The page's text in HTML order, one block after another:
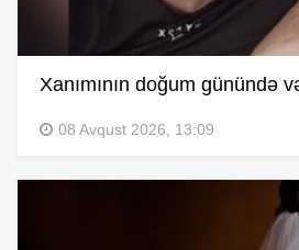
Xanımının doğum günündə
08 Avqust 2026, 13:09